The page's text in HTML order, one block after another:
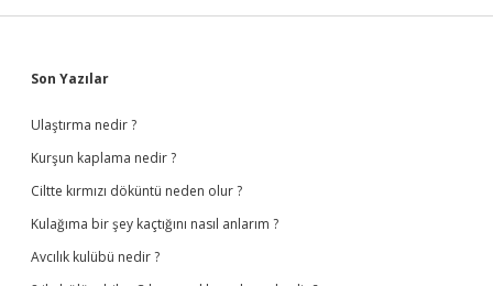
Sidebar
Son Yazılar
Ulaştırma nedir ?
Kurşun kaplama nedir ?
Ciltte kırmızı döküntü neden olur ?
Kulağıma bir şey kaçtığını nasıl anlarım ?
Avcılık kulübü nedir ?